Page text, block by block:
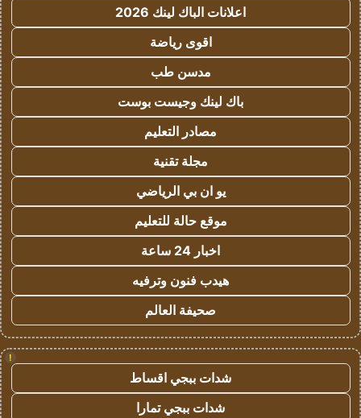
اعلانات الباك لينك 2026
اقوى رياضة
مدسن طب
باك لينك وجيست بوست
مصادر التعليم
مجلة تقنية
يو ان بي الرياضي
موقع حالة للتعليم
اخبار 24 ساعة
هيدب فنون وترفيه
صحيفة العالم
!
شدات ببجي اقساط
شدات ببجي تمارا